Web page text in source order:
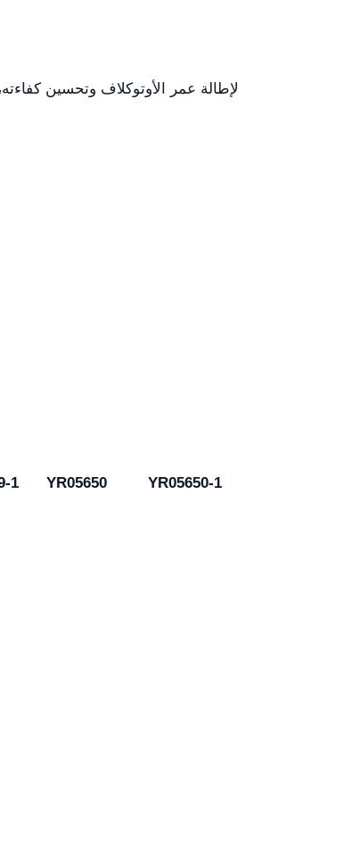
لإطالة عمر الأوتوكلاف وتحسين
1 YR05650
YR05650-1